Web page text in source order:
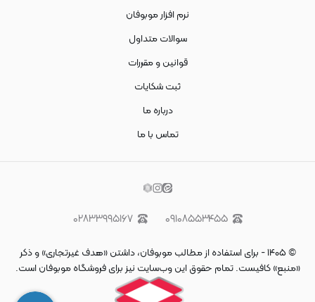
نرم افزار موبوفان
سوالات متداول
قوانین و مقررات
ثبت شکایات
درباره ما
تماس با ما
۰۹۱۰۸۵۵۳۴۵۵ ۰۲۸۳۳۹۹۵۱۶۷
©۱۴۰۵- برای استفاده از مطالب موبوفان، داشتن «هدف غیرتجاری» و ذکر
«منبع» کافیست. تمام حقوق اين وب‌سايت نیز برای فروشگاه موبوفان است.